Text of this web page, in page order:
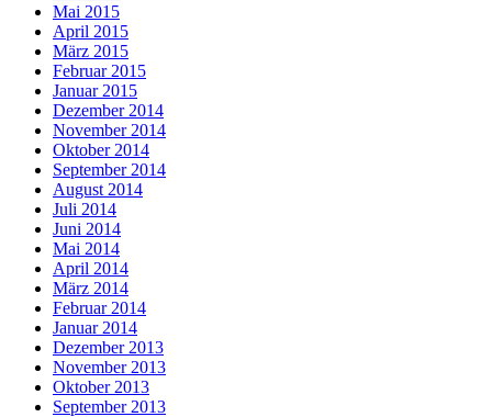
Mai 2015
April 2015
März 2015
Februar 2015
Januar 2015
Dezember 2014
November 2014
Oktober 2014
September 2014
August 2014
Juli 2014
Juni 2014
Mai 2014
April 2014
März 2014
Februar 2014
Januar 2014
Dezember 2013
November 2013
Oktober 2013
September 2013